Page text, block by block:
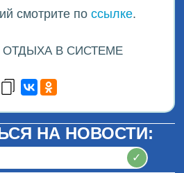
смотрите поссылке.
ОТДЫХА В СИСТЕМЕ
НА НОВОСТИ:
✓